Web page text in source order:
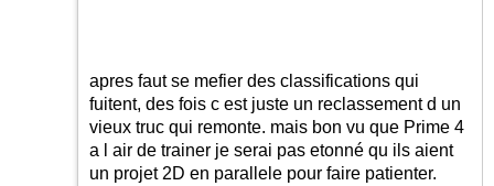
apres faut se mefier des classifications qui
fuitent, des fois c est juste un reclassement d un
vieux truc qui remonte. mais bon vu que Prime 4
a l air de trainer je serai pas etonné qu ils aient
un projet 2D en parallele pour faire patienter.